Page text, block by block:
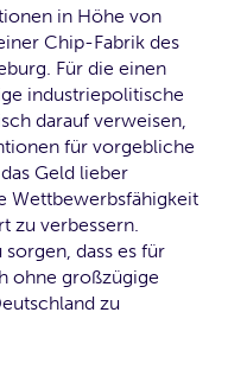
in Höhe von
Chip-Fabrik des
Für die einen
industriepolitische
darauf verweisen,
für vorgebliche
Geld lieber
Wettbewerbsfähigkeit
zu verbessern.
dass es für
ohne großzügige
zu